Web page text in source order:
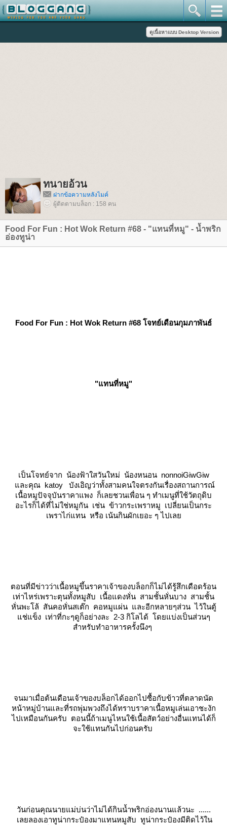
ทนายอ้วน
ฝากข้อความหลังไมค์
ผู้ติดตามบล็อก : 158 คน
Food For Fun : Hot Wok Return #68 - "แทนที่หมู" - น้ำพริก
อ่องทูน่า
Food For Fun : Hot Wok Return #68 โจทย์เดือนกุมภาพันธ์
"แทนที่หมู"
เป็นโจทย์จาก น้องฟ้าใสวันใหม่ น้องหนอน nonnoiGiwGiw
ละคุณ katoy บังเอิญว่าทั้งสามคนใจตรงกันเรื่องสถานการณ์
เนื้อหมูปัจจุบันราคาแพง ก็เลยชวนเพื่อน ๆ ทำเมนูที่ใช้วัตถุดิบ
อะไรก็ได้ที่ไม่ใช่หมูกัน เช่น ข้าวกระเพราหมู เปลี่ยนเป็นกระ
เพราไก่แทน หรือ เน้นกินผักเยอะ ๆ ไปเล
ตอนที่มีข่าวว่าเนื้อหมูขึ้นราคาเจ้าของบล็อกก็ไม่ได้รู้สึกเดือดร้อน
เท่าไหร่เพราะตุนทั้งหมูสับ เนื้อแดงหั่น สามชั้นหั่นบาง สามชั้น
หั่นพะโล้ สันคอหั่นสเต๊ก คอหมูแผ่น และอีกหลายๆส่วน ไว้ในตู้
ช่แข็ง เท่าที่กะๆดูก็อย่างละ 2-3 กิโลได้ โดยแบ่งเป็นส่วนๆ
สำหรับทำอาหารครั้งนึงๆ
จนมาเมื่อต้นเดือนเจ้าของบล็อกได้ออกไปซื้อกับข้าวที่ตลาดนัด
หน้าหมู่บ้านและที่รถพุ่มพวงถึงได้ทราบราคาเนื้อหมูเล่นเอาชะงัก
ไปเหมือนกันครับ ตอนนี้ถ้าเมนูไหนใช้เนื้อสัตว์อย่างอื่นแทนได้ก็
จะใช้แทนกันไปก่อนครับ
วันก่อนคุณนายแม่บ่นว่าไม่ได้กินน้ำพริกอ่องนานแล้วนะ ......
เลยลองเอาทูน่ากระป๋องมาแทนหมูสับ ทูน่ากระป๋องมีติดไว้ใน